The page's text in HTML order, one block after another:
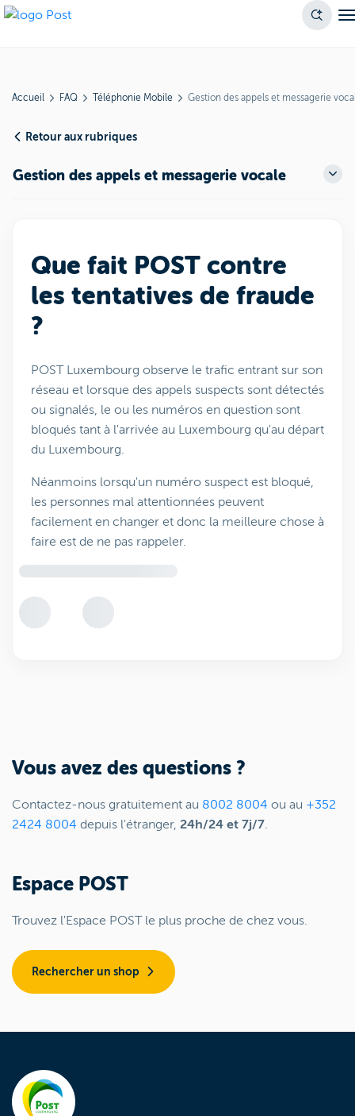
Accueil FAQ Téléphonie Mobile Gestion des appels et messagerie
Retour aux rubriques
Gestion des appels et messagerie vocale
Que fait POST contre
les tentatives de fraude
?
POST Luxembourg observe le trafic entrant sur son
réseau et lorsque des appels suspects sont détectés
ou signalés, le ou les numéros en question sont
bloqués tant à l'arrivée au Luxembourg qu'au départ
du Luxembourg.
Néanmoins lorsqu'un numéro suspect est bloqué,
les personnes mal attentionnées peuvent
facilement en changer et donc la meilleure chose à
faire est de ne pas rappeler.
Vous avez des questions ?
Contactez-nous gratuitement au 8002 8004 ou au +352
2424 8004 depuis l'étranger, 24h/24 et 7j/7.
Espace POST
Trouvez l'Espace POST le plus proche de chez vous.
Rechercher un shop